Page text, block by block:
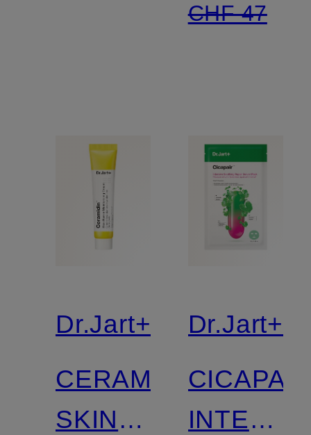
CHF 47
Dr.Jart+
CERAMIDIN
SKIN
Dr.Jart+